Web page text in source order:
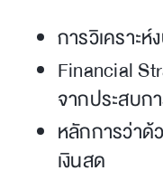
การวิเคราะห์
Financial
จากประสบก
หลักการว่าด้
เงินสด